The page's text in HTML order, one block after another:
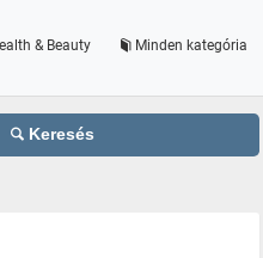
& Beauty Minden kategória
Keresés